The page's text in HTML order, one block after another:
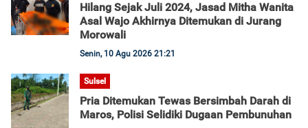
Hilang Sejak Juli 2024, Jasad Mitha Wanita
Asal Wajo Akhirnya Ditemukan di Jurang
Morowali
Senin, 10 Agu 2026 21:21
Sulsel
Pria Ditemukan Tewas Bersimbah Darah di
Maros, Polisi Selidiki Dugaan Pembunuhan